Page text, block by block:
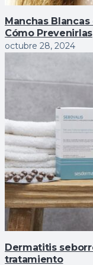
Manchas
Cómo Prevenirlas
octubre 28, 2024
Dermatitis
tratamiento